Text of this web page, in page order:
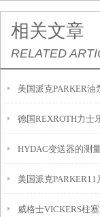
相关文章
RELATED
美国派克PARKER
理
德国REXROTH力士
特点
HYDAC变送器的测
种情况
美国派克
号
威格士VICKERS柱